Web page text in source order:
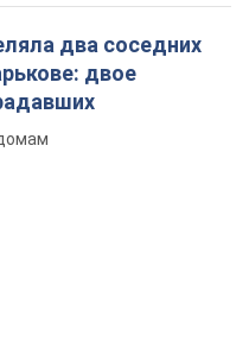
два соседних
двое